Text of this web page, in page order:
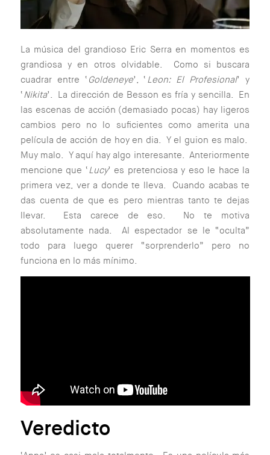
La música del grandioso Eric Serra en momentos es
grandiosa y en otros olvidable. Como si buscara
cuadrar entre ‘ Goldeneye’, ‘ Leon: El Profesional’ y
‘Nikita’. La dirección de Besson es fría y sencilla. En
las escenas de acción (demasiado pocas) hay ligeros
cambios pero no lo suficientes como amerita una
película de acción de hoy en dia. Y el guion es malo.
Muy malo. Y aquí hay algo interesante. Anteriormente
mencione que ‘Lucy’ es pretenciosa y eso le hace la
primera vez, ver a donde te lleva. Cuando acabas te
das cuenta de que es pero mientras tanto te dejas
llevar. Esta carece de eso. No te motiva
absolutamente nada. Al espectador se le “oculta”
todo para luego querer “sorprenderlo” pero no
funciona en lo más mínimo.
Veredicto